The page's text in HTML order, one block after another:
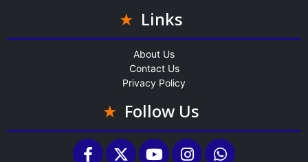
Links
About Us
Contact Us
Privacy Policy
Follow Us